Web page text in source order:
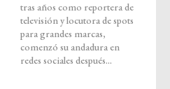
redes sociales después...